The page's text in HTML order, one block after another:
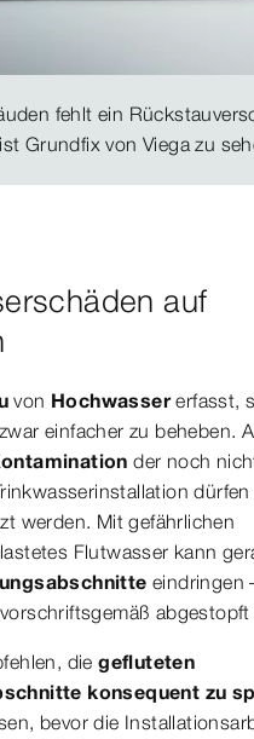
fehlt ein
Grundfix von Viega zu
auf
von Hochwassererfasst,
einfacher zu beheben.
der noch
werden. Mit gefährlichen
Flutwasser kann
eindringen
abgestopft
diegefluteten
konsequent zu
bevor die